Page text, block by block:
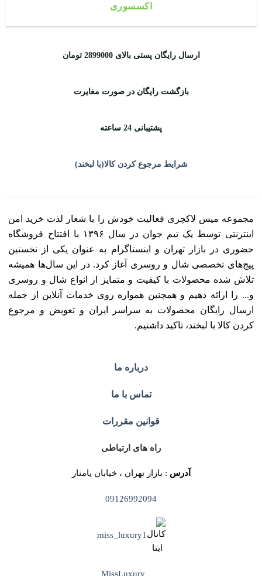
اکسسوری
ارسال رایگان پستی بالای 2899000 تومان
بازگشت رایگان در صورت مغایرت
پشتیبانی 24 ساعته
شرایط مرجوع کردن کالا(با لبخند)
مجموعه میس لاکچری فعالیت خودش را با شعار لذت خرید امن
اینترنتی توسط یک تیم جوان در سال ۱۳۹۶ با افتتاح فروشگاه
حضوری در بازار تهران و اینستاگرام به عنوان یکی از نخستین
پیج‌های تخصصی شال و روسری آغاز کرد. در این سال‌ها همیشه
تلاش شده محصولات با کیفیت و متمایز از انواع شال و روسری
و... را ارائه دهیم و همچنین همواره روی خدمات آنلاین از جمله
ارسال رایگان محصولات به سراسر ایران و تعویض و مرجوع
کردن کالا با لبخند، تاکید داشتیم.
درباره ما
تماس با ما
قوانین مقررات
راه های ارتباطی
آدرس : بازار تهران ، خیابان پامنار
09126992094
miss_luxury1
MissLuxury